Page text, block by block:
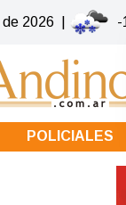
de 2026 -
POLICIALES